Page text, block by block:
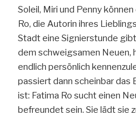
Soleil, Miri und Penny
Ro, die Autorin ihres
Stadt eine Signierstunde
dem schweigsamen Neuen,
endlich persönlich
passiert dann scheinbar das
ist: Fatima Ro sucht einen
befreundet sein. Sie lädt sie